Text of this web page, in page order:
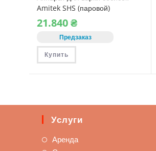
Amitek SHS (паровой)
21.840₴
Предзаказ
Купить
Услуги
Аренда